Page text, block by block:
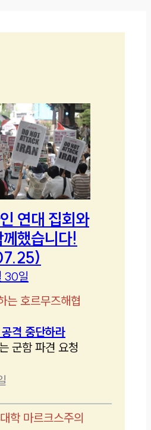
연대 집회와
했습니다!
30일
는 호르무즈해협
격 중단하라
군함 파견 요청
대학 마르크스주의